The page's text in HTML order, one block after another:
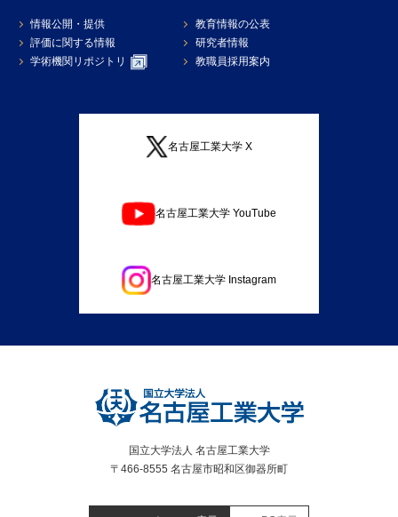
情報公開・提供
教育情報の公表
評価に関する情報
研究者情報
学術機関リポジトリ
教職員採用案内
名古屋工業大学 X
名古屋工業大学 YouTube
名古屋工業大学 Instagram
国立大学法人 名古屋工業大学
〒466-8555 名古屋市昭和区御器所町